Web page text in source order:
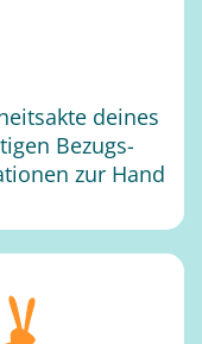
dei­nes
Be­zugs­
zur Hand